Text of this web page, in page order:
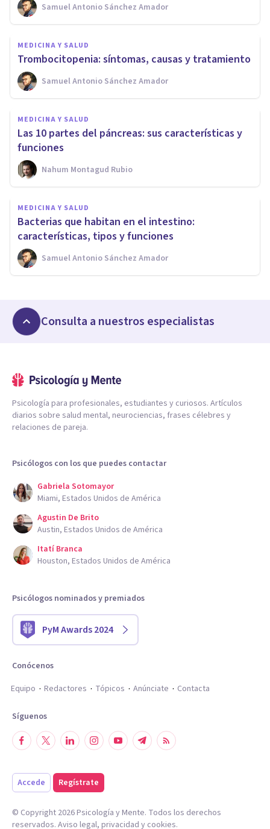
Samuel Antonio Sánchez Amador
MEDICINA Y SALUD
Trombocitopenia: síntomas, causas y tratamiento
Samuel Antonio Sánchez Amador
MEDICINA Y SALUD
Las 10 partes del páncreas: sus características y
funciones
Nahum Montagud Rubio
MEDICINA Y SALUD
Bacterias que habitan en el intestino:
características, tipos y funciones
Samuel Antonio Sánchez Amador
Consulta a nuestros especialistas
Psicología para profesionales, estudiantes y curiosos. Artículos
diarios sobre salud mental, neurociencias, frases célebres y
relaciones de pareja.
Psicólogos con los que puedes contactar
Gabriela Sotomayor
Miami, Estados Unidos de América
Agustin De Brito
Austin, Estados Unidos de América
Itatí Branca
Houston, Estados Unidos de América
Psicólogos nominados y premiados
PyM Awards 2024
Conócenos
Equipo
Redactores Tópicos Anúnciate Contacta
Síguenos
Accede Regístrate
© Copyright 2026Psicología y Mente. Todos los derechos
reservados. Aviso legal, privacidad y cookies.